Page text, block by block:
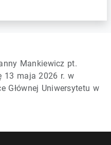
Mankiewicz pt.
13 maja 2026 r. w
Głównej Uniwersytetu w